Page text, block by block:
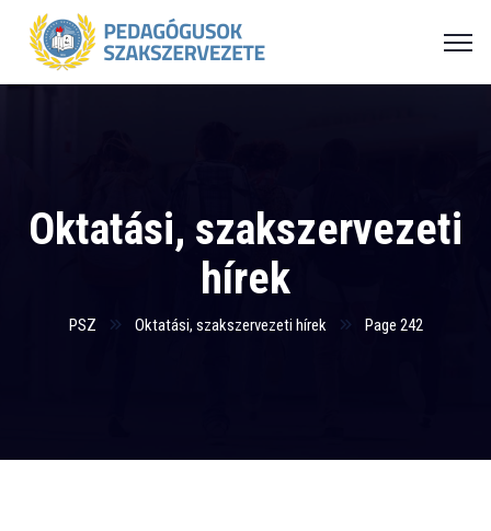
Oktatási, szakszervezeti
hírek
PSZ Oktatási, szakszervezeti hírek Page 242